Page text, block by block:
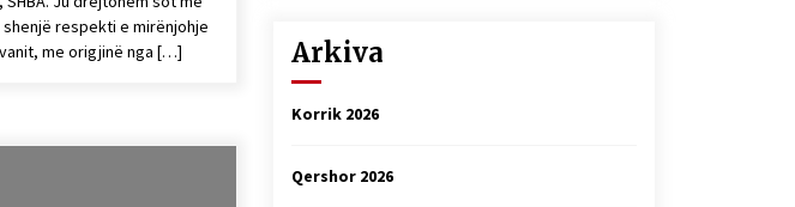
respekti e mirënjohje
me origjinë nga […]
Arkiva
Korrik 2026
Qershor 2026